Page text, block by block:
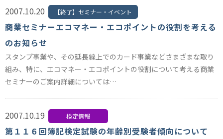
2007.10.20 【終了】セミナー・イベント
商業セミナーエコマネー・エコポイントの役割を考える
のお知らせ
スタンプ事業や、その延長線上でのカード事業などさまざまな取り
組み、特に、エコマネー・エコポイントの役割について考える商業
セミナーのご案内詳細については…
2007.10.19 検定情報
第１１６回簿記検定試験の年齢別受験者傾向について